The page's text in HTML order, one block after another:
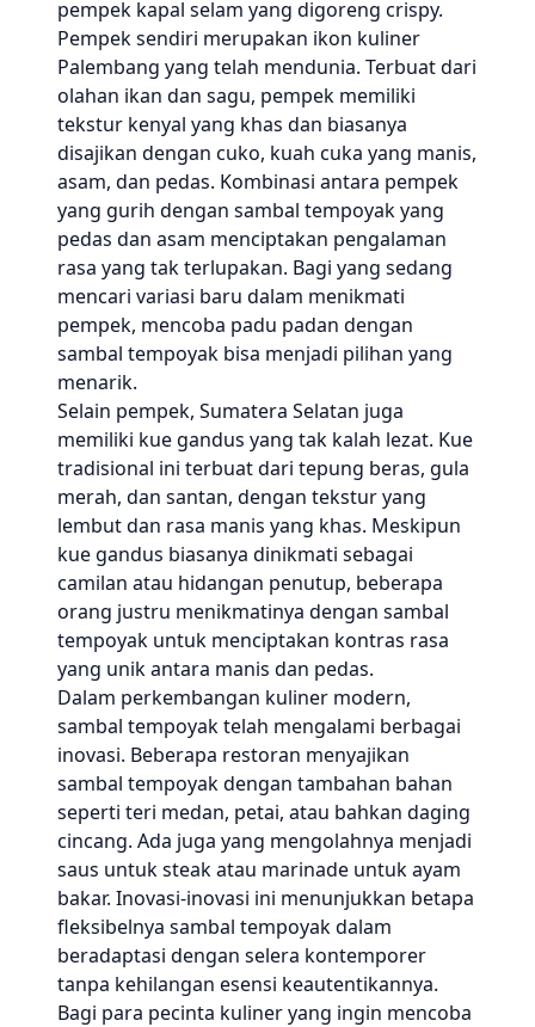
pempek kapal selam yang digoreng crispy.
Pempek sendiri merupakan ikon kuliner
Palembang yang telah mendunia. Terbuat dari
olahan ikan dan sagu, pempek memiliki
tekstur kenyal yang khas dan biasanya
disajikan dengan cuko, kuah cuka yang manis,
asam, dan pedas. Kombinasi antara pempek
yang gurih dengan sambal tempoyak yang
pedas dan asam menciptakan pengalaman
rasa yang tak terlupakan. Bagi yang sedang
mencari variasi baru dalam menikmati
pempek, mencoba padu padan dengan
sambal tempoyak bisa menjadi pilihan yang
menarik.
Selain pempek, Sumatera Selatan juga
memiliki kue gandus yang tak kalah lezat. Kue
tradisional ini terbuat dari tepung beras, gula
merah, dan santan, dengan tekstur yang
lembut dan rasa manis yang khas. Meskipun
kue gandus biasanya dinikmati sebagai
camilan atau hidangan penutup, beberapa
orang justru menikmatinya dengan sambal
tempoyak untuk menciptakan kontras rasa
yang unik antara manis dan pedas.
Dalam perkembangan kuliner modern,
sambal tempoyak telah mengalami berbagai
inovasi. Beberapa restoran menyajikan
sambal tempoyak dengan tambahan bahan
seperti teri medan, petai, atau bahkan daging
cincang. Ada juga yang mengolahnya menjadi
saus untuk steak atau marinade untuk ayam
bakar. Inovasi-inovasi ini menunjukkan betapa
fleksibelnya sambal tempoyak dalam
beradaptasi dengan selera kontemporer
tanpa kehilangan esensi keautentikannya.
Bagi para pecinta kuliner yang ingin mencoba